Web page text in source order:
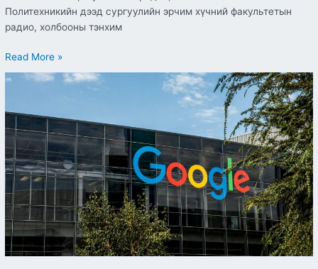
Политехникийн дээд сургуулийн эрчим хүчний факультетын
радио, холбооны тэнхим
Read More »
GOOGLE:
19
ERSDEL
хөгжүүлэлтэд
Монгол
Улсын
Засгийн
газрыг
дэмжиж
ажиллах
болно